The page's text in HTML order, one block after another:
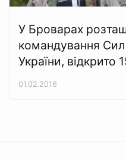
У Броварах
командування Сил
України, відкрито
01.02.2016